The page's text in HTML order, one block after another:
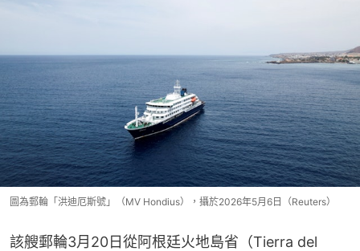
圖為郵輪「洪迪厄斯號」（MV Hondius），攝於2026年5月6日（Reuters）
該艘郵輪3月20日從阿根廷火地島省（Tierra del